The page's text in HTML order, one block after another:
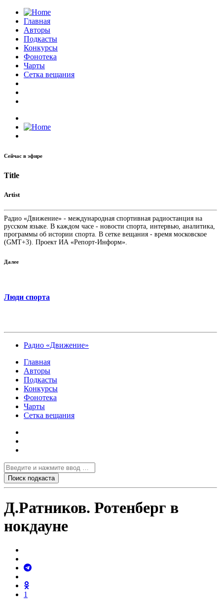
Главная
Авторы
Подкасты
Конкурсы
Фонотека
Чарты
Сетка вещания
Сейчас в эфире
Title
Artist
Радио «Движение» - международная спортивная радиостанция на
русском языке. В каждом часе - новости спорта, интервью, аналитика,
программы об истории спорта. В сетке вещания - время московское
(GMT+3). Проект ИА «Репорт-Информ».
Далее
Люди спорта
Радио «Движение»
Главная
Авторы
Подкасты
Конкурсы
Фонотека
Чарты
Сетка вещания
Д.Ратников. Ротенберг в
нокдауне
1